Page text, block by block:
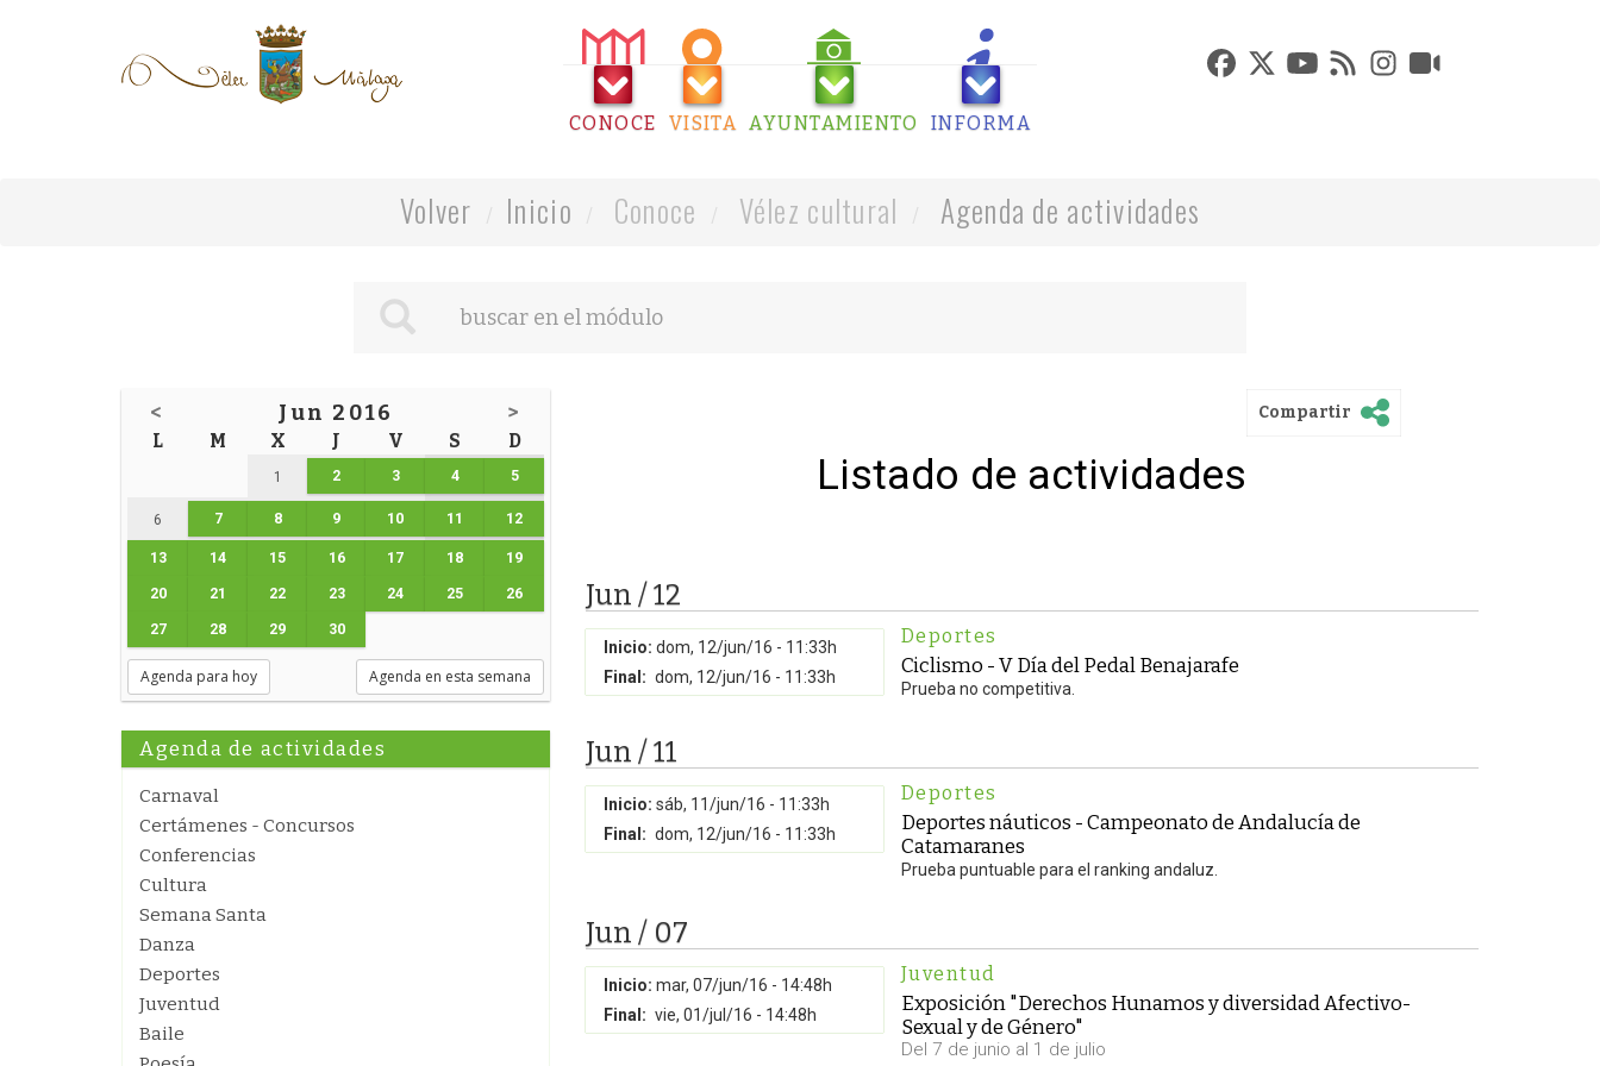
CONOCE VISITA AYUNTAMIENTO INFORMA
Volver Inicio Conoce Vélez cultural Agenda de actividades
< Jun 2016 >
L M X J V S D
1 2 3 4 5
6 7 8 9 10 11 12
13 14 15 16 17 18 19
20 21 22 23 24 25 26
27 28 29 30
Agenda para hoy Agenda en esta semana
Agenda de actividades
Carnaval
Certámenes - Concursos
Conferencias
Cultura
Semana Santa
Danza
Deportes
Juventud
Baile
Compartir
Listado de actividades
Jun / 12
Inicio: dom, 12/jun/16 - 11:33h
Final: dom, 12/jun/16 - 11:33h
Deportes
Ciclismo - V Día del Pedal Benajarafe
Prueba no competitiva.
Jun / 11
Inicio: sáb, 11/jun/16 - 11:33h
Final: dom, 12/jun/16 - 11:33h
Deportes
Deportes náuticos - Campeonato de Andalucía de
Catamaranes
Prueba puntuable para el ranking andaluz.
Jun / 07
Inicio: mar, 07/jun/16 - 14:48h
Final: vie, 01/jul/16 - 14:48h
Juventud
Exposición "Derechos Hunamos y diversidad Afectivo-
Sexual y de Género"
Del 7 de junio al 1 de julio